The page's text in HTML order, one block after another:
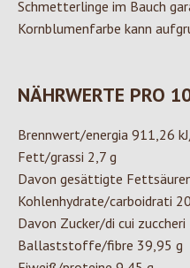
Schmetterlinge im Bauch
Kornblumenfarbe kann
NÄHRWERTE PRO
Brennwert/energia 911,26
Fett/grassi 2,7 g
Davon gesättigte
Kohlenhydrate/carboidrati
Davon Zucker/di cui
Ballaststoffe/fibre 39,95 g